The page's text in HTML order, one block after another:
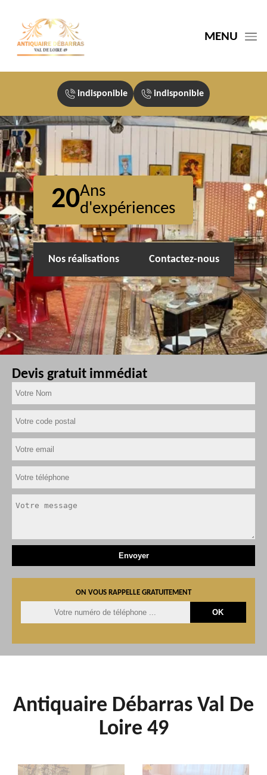
MENU
indisponible indisponible
20Ans
d'expériences
Nos réalisations Contactez-nous
Devis gratuit immédiat
ON VOUS RAPPELLE GRATUITEMENT
Antiquaire Débarras Val De
Loire 49